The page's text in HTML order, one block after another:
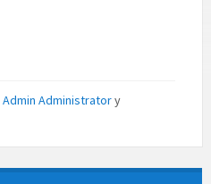
Admin Administratorу